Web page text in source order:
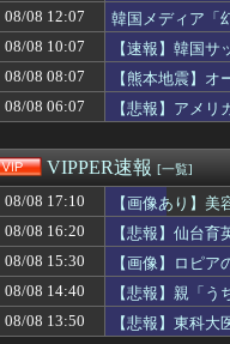
【悲報】ワンダンス作者「手
久保史緒里ちゃんと内村さん
義弟嫁「先生の資格あるなら
”サ終” 相次ぐスマホゲーム
最近の若手社員は何故かコレ
高市首相が経歴詐称している
【悲報】ﾈｯﾄ民「正規ディー
5号機の時って、面白い
【速報】長友が現役続投へ！
友人に引っ越し先を教えずに
【悲報】ひろゆき、妻から離
【悲報】プロゲーマーさん、
【悲報】高校生、残酷な「社
私の地元は治安が悪く、弱い
【朗報】冨安健洋、クリスタ
08/08 12:07
韓国メディア「
08/08 10:07
【速報】韓国
08/08 08:07
【熊本地震】
08/08 06:07
【悲報】アメ
VIPPER速報 [一覧]
08/08 17:10
【画像あり】
08/08 16:20
【悲報】仙台
08/08 15:30
【画像】ロピ
08/08 14:40
【悲報】親「
08/08 13:50
【悲報】東科大